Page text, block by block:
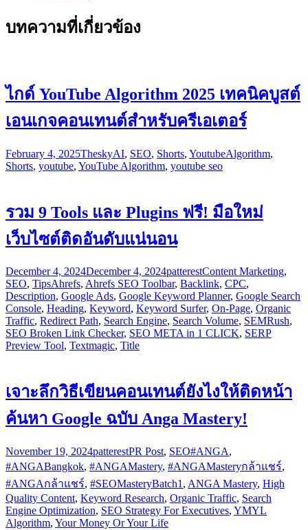
บทความที่เกี่ยวข้อง
ไกด์ YouTube Algorithm 2025 เทคนิคบูสต์
เอนเกจคอนเทนต์สำหรับครีเอเตอร์
February 4, 2025TheskyAI, SEO, Shorts, YoutubeAlgorithm,
Shorts, youtube, YouTube Algorithm, youtube seo
รวม 9 Tools และ Plugins ฟรี! มือใหม่
เว็บไซต์ติดอันดับแน่นอน
December 4, 2024December 4, 2024patterestContent Marketing,
SEO, TipsAhrefs, Ahrefs SEO Toolbar, Backlink, CPC,
Description, Google Ads, Google Keyword Planner, Google Search
Console, Heading, Keyword, Keyword Surfer, On-Page, Organic
Traffic, Redirect Path, Search Engine, Search Volume, SEMRush,
SEO Broken Link Checker, SEO META in 1 CLICK, SERP
Preview Tool, Textmagic, Title
เจาะลึกวิธีเขียนคอนเทนต์ยังไงให้ติดหน้า
ค้นหา Google ฉบับ Anga Mastery!
November 19, 2024patterestPR Post, SEO#ANGA,
#ANGABangkok, #ANGAMastery, #ANGAMasteryกล้าแชร์,
#ANGAกล้าแชร์, #SEOMasteryBatch1 , ANGA Mastery, High
Quality Content, Keyword Research, Organic Traffic, Search
Engine Optimization, SEO Strategy For Executives, YMYL
Algorithm, Your Money Or Your Life